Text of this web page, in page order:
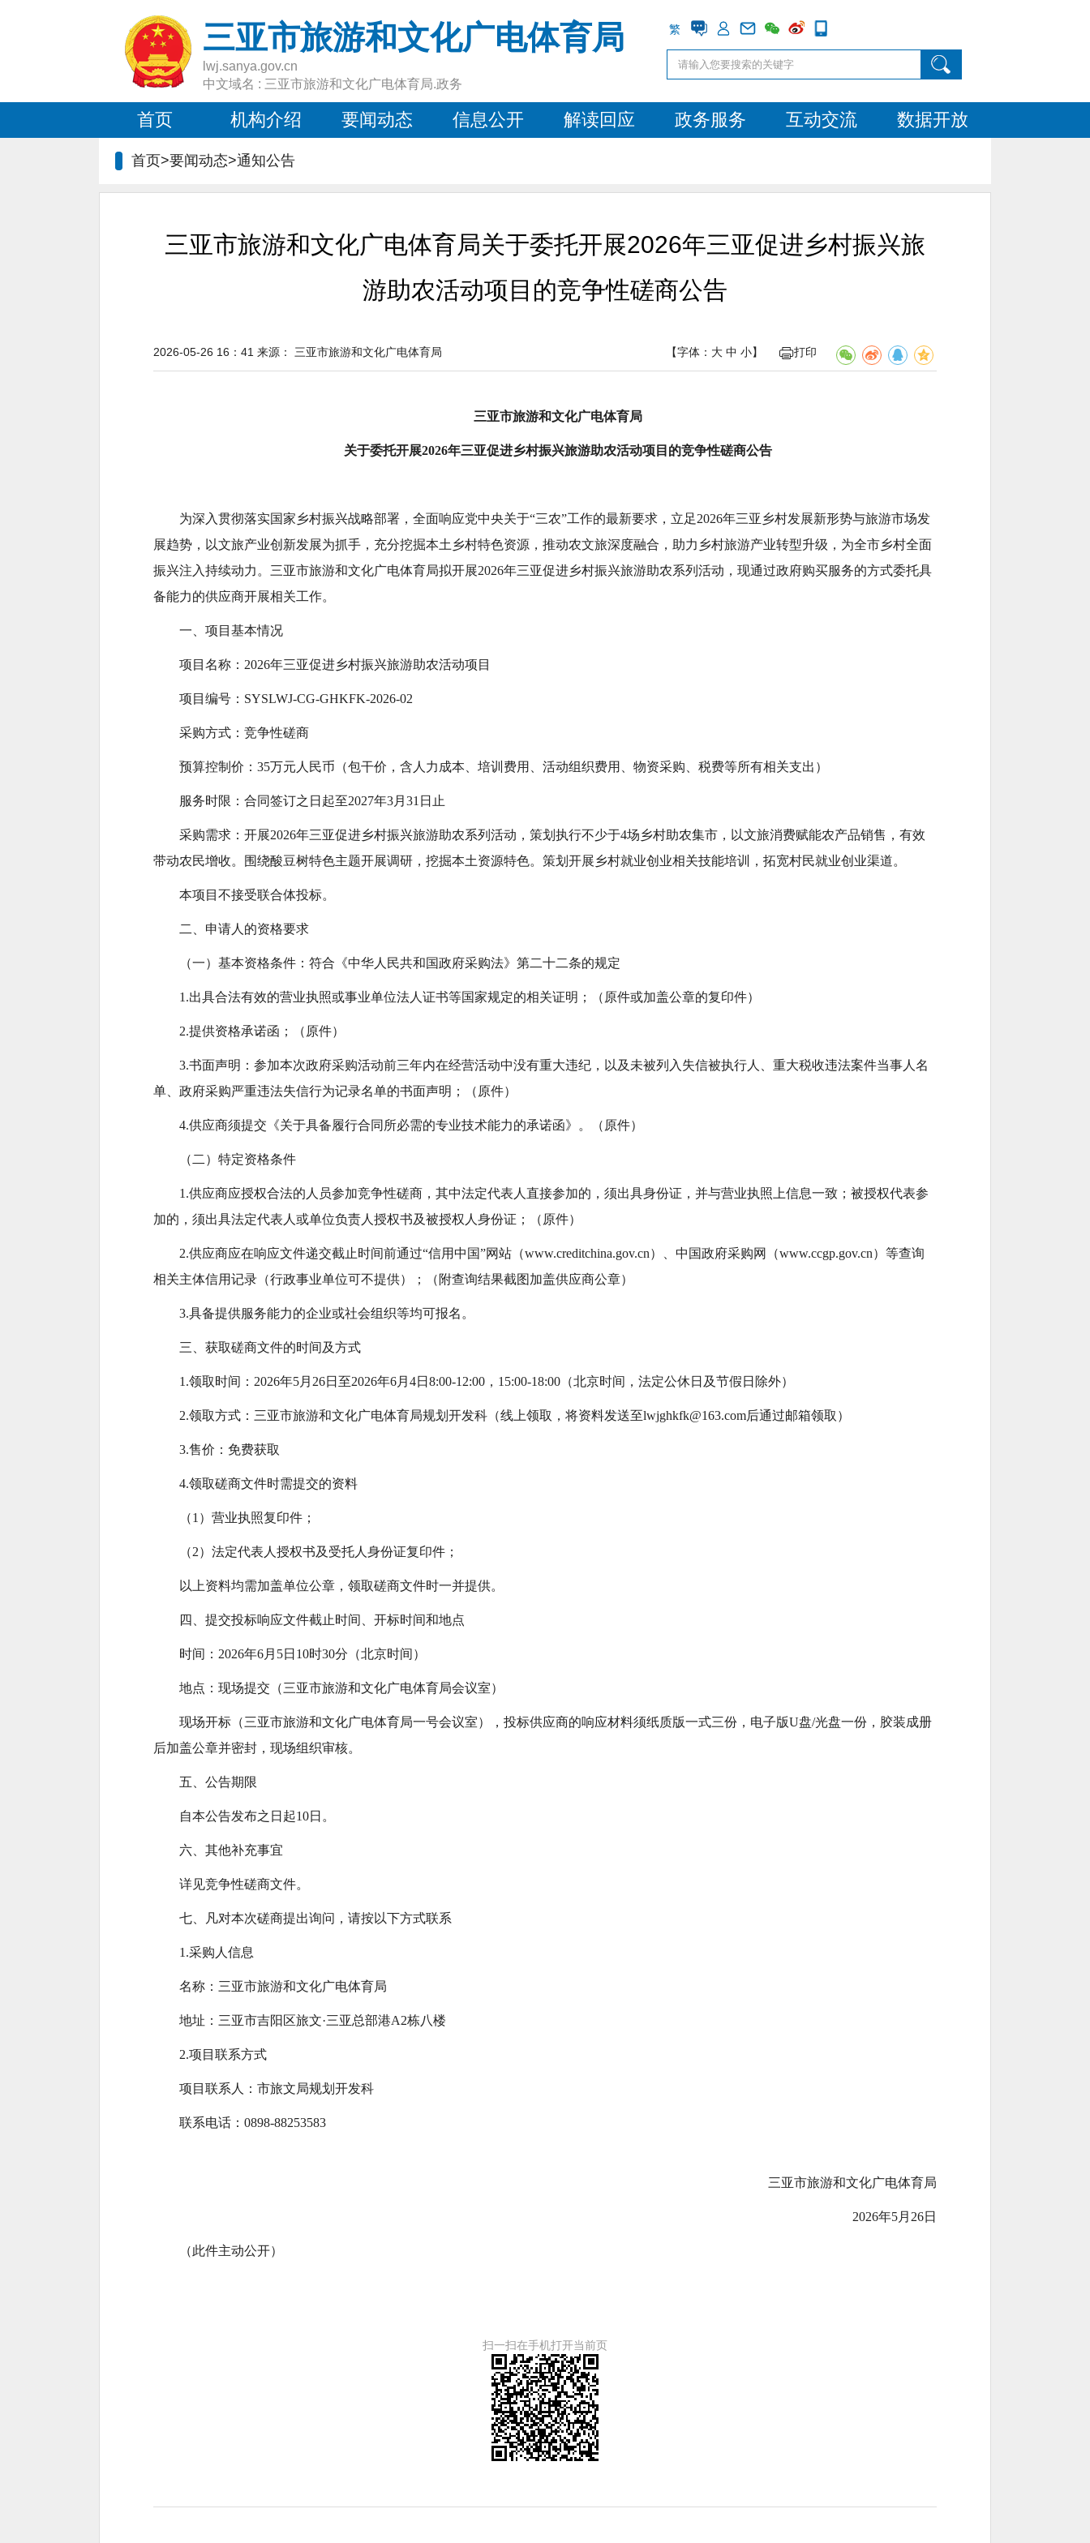
三亚市旅游和文化广电体育局
lwj.sanya.gov.cn
中文域名 : 三亚市旅游和文化广电体育局.政务
繁
首页 机构介绍 要闻动态 信息公开 解读回应 政务服务 互动交流 数据开放
首页>要闻动态>通知公告
三亚市旅游和文化广电体育局关于委托开展2026年三亚促进乡村振兴旅
游助农活动项目的竞争性磋商公告
【字体： 大 中 小】 打印
2026-05-26 16：41 来源： 三亚市旅游和文化广电体育局
三亚市旅游和文化广电体育局
关于委托开展2026年三亚促进乡村振兴旅游助农活动项目的竞争性磋商公告
为深入贯彻落实国家乡村振兴战略部署，全面响应党中央关于“三农”工作的最新要求，立足2026年三亚乡村发展新形势与旅游市场发
展趋势，以文旅产业创新发展为抓手，充分挖掘本土乡村特色资源，推动农文旅深度融合，助力乡村旅游产业转型升级，为全市乡村全面
振兴注入持续动力。三亚市旅游和文化广电体育局拟开展2026年三亚促进乡村振兴旅游助农系列活动，现通过政府购买服务的方式委托具
备能力的供应商开展相关工作。
一、项目基本情况
项目名称：2026年三亚促进乡村振兴旅游助农活动项目
项目编号：SYSLWJ-CG-GHKFK-2026-02
采购方式：竞争性磋商
预算控制价：35万元人民币（包干价，含人力成本、培训费用、活动组织费用、物资采购、税费等所有相关支出）
服务时限：合同签订之日起至2027年3月31日止
采购需求：开展2026年三亚促进乡村振兴旅游助农系列活动，策划执行不少于4场乡村助农集市，以文旅消费赋能农产品销售，有效
带动农民增收。围绕酸豆树特色主题开展调研，挖掘本土资源特色。策划开展乡村就业创业相关技能培训，拓宽村民就业创业渠道。
本项目不接受联合体投标。
二、申请人的资格要求
（一）基本资格条件：符合《中华人民共和国政府采购法》第二十二条的规定
1.出具合法有效的营业执照或事业单位法人证书等国家规定的相关证明；（原件或加盖公章的复印件）
2.提供资格承诺函；（原件）
3.书面声明：参加本次政府采购活动前三年内在经营活动中没有重大违纪，以及未被列入失信被执行人、重大税收违法案件当事人名
单、政府采购严重违法失信行为记录名单的书面声明；（原件）
4.供应商须提交《关于具备履行合同所必需的专业技术能力的承诺函》。（原件）
（二）特定资格条件
1.供应商应授权合法的人员参加竞争性磋商，其中法定代表人直接参加的，须出具身份证，并与营业执照上信息一致；被授权代表参
加的，须出具法定代表人或单位负责人授权书及被授权人身份证；（原件）
2.供应商应在响应文件递交截止时间前通过“信用中国”网站（www.creditchina.gov.cn）、中国政府采购网（www.ccgp.gov.cn）等查询
相关主体信用记录（行政事业单位可不提供）；（附查询结果截图加盖供应商公章）
3.具备提供服务能力的企业或社会组织等均可报名。
三、获取磋商文件的时间及方式
1.领取时间：2026年5月26日至2026年6月4日8:00-12:00，15:00-18:00（北京时间，法定公休日及节假日除外）
2.领取方式：三亚市旅游和文化广电体育局规划开发科（线上领取，将资料发送至lwjghkfk@163.com后通过邮箱领取）
3.售价：免费获取
4.领取磋商文件时需提交的资料
（1）营业执照复印件；
（2）法定代表人授权书及受托人身份证复印件；
以上资料均需加盖单位公章，领取磋商文件时一并提供。
四、提交投标响应文件截止时间、开标时间和地点
时间：2026年6月5日10时30分（北京时间）
地点：现场提交（三亚市旅游和文化广电体育局会议室）
现场开标（三亚市旅游和文化广电体育局一号会议室），投标供应商的响应材料须纸质版一式三份，电子版U盘/光盘一份，胶装成册
后加盖公章并密封，现场组织审核。
五、公告期限
自本公告发布之日起10日。
六、其他补充事宜
详见竞争性磋商文件。
七、凡对本次磋商提出询问，请按以下方式联系
1.采购人信息
名称：三亚市旅游和文化广电体育局
地址：三亚市吉阳区旅文·三亚总部港A2栋八楼
2.项目联系方式
项目联系人：市旅文局规划开发科
联系电话：0898-88253583
三亚市旅游和文化广电体育局
2026年5月26日
（此件主动公开）
扫一扫在手机打开当前页